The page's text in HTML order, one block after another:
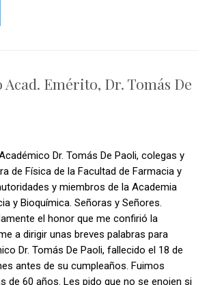
Emérito, Dr. Tomás De
Dr. Tomás De Paoli, colegas y
de Física de la Facultad de Farmacia y
y miembros de la Academia
y Bioquímica. Señoras y Señores.
el honor que me confirió la
a dirigir unas breves palabras para
Dr. Tomás De Paoli, fallecido el 18 de
antes de su cumpleaños. Fuimos
de 60 años. Les pido que no se enojen si